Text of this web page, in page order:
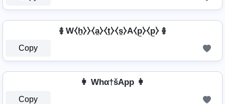
࿅ W⧼h̼⧽⧽⧼a̼⧽⧼t̼⧽⧼s̼⧽A⧼p̼⧽⧼p̼⧽ ࿅
Copy
👩 Whα†šApp 👩
Copy